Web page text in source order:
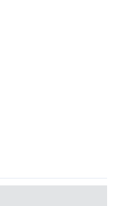
alan panel
ilişkin detaylı bilgi
Kanunu uyarınca
çerezlerle ilgili bilgi